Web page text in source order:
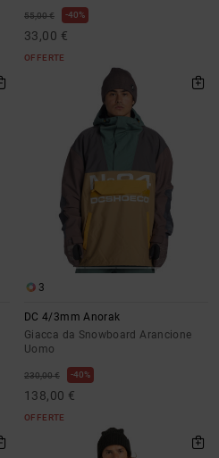
55,00 € 40%
33,00 €
OFFERTE
3
DC 4/3mm Anorak
Giacca da Snowboard Arancione
Uomo
230,00 € 40%
138,00 €
OFFERTE